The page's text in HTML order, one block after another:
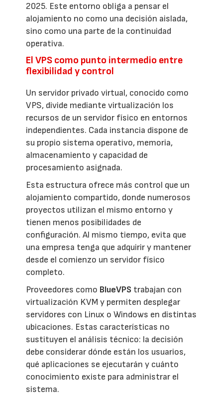
2025. Este entorno obliga a pensar el
alojamiento no como una decisión aislada,
sino como una parte de la continuidad
operativa.
El VPS como punto intermedio entre
flexibilidad y control
Un servidor privado virtual, conocido como
VPS, divide mediante virtualización los
recursos de un servidor físico en entornos
independientes. Cada instancia dispone de
su propio sistema operativo, memoria,
almacenamiento y capacidad de
procesamiento asignada.
Esta estructura ofrece más control que un
alojamiento compartido, donde numerosos
proyectos utilizan el mismo entorno y
tienen menos posibilidades de
configuración. Al mismo tiempo, evita que
una empresa tenga que adquirir y mantener
desde el comienzo un servidor físico
completo.
Proveedores como BlueVPS trabajan con
virtualización KVM y permiten desplegar
servidores con Linux o Windows en distintas
ubicaciones. Estas características no
sustituyen el análisis técnico: la decisión
debe considerar dónde están los usuarios,
qué aplicaciones se ejecutarán y cuánto
conocimiento existe para administrar el
sistema.